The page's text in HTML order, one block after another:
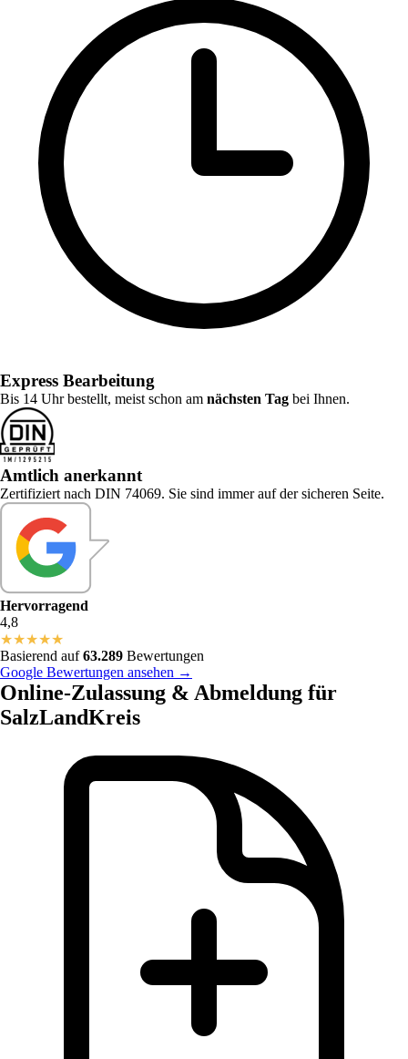
Express Bearbeitung
Bis 14 Uhr bestellt, meist schon am nächsten Tag bei Ihnen.
Amtlich anerkannt
Zertifiziert nach DIN 74069. Sie sind immer auf der sicheren Seite.
Hervorragend
4,8
★★★★★
Basierend auf63.289 Bewertungen
Google Bewertungen ansehen →
Online-Zulassung & Abmeldung für
SalzLandKreis